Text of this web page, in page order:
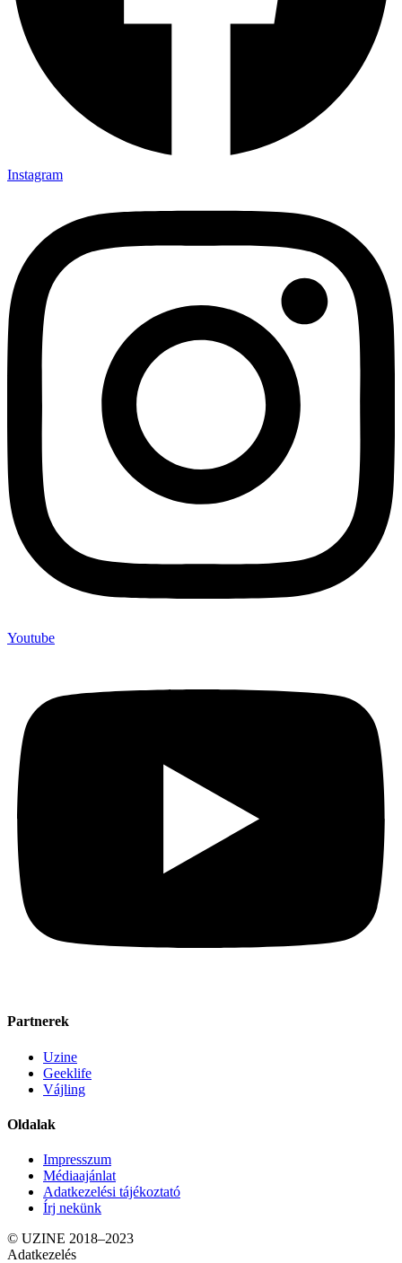
Instagram
Youtube
Partnerek
Uzine
Geeklife
Vájling
Oldalak
Impresszum
Médiaajánlat
Adatkezelési tájékoztató
Írj nekünk
© UZINE 2018–2023
Adatkezelés